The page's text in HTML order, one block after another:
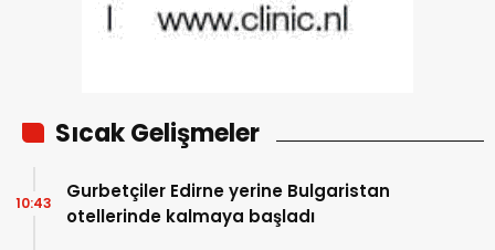
Sıcak Gelişmeler
Gurbetçiler Edirne yerine Bulgaristan
otellerinde kalmaya başladı
10:43